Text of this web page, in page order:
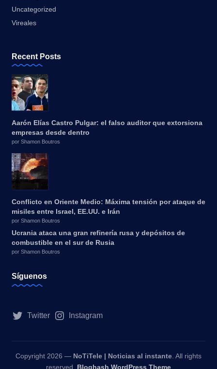
Uncategorized
Vireales
Recent Posts
Aarón Elías Castro Pulgar: el falso auditor que extorsiona
empresas desde dentro
por Shamon Boutros
Conflicto en Oriente Medio: Máxima tensión por ataque de
misiles entre Israel, EE.UU. e Irán
por Shamon Boutros
Ucrania ataca una gran refinería rusa y depósitos de
combustible en el sur de Rusia
por Shamon Boutros
Síguenos
Twitter Instagram
Copyright 2026 — NoTiTele | Noticias al instante . All rights
reserved. Bloghash WordPress Theme